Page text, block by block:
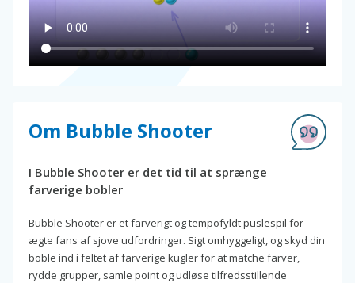
Om Bubble Shooter
I Bubble Shooter er det tid til at sprænge
farverige bobler
Bubble Shooter er et farverigt og tempofyldt puslespil for
ægte fans af sjove udfordringer. Sigt omhyggeligt, og skyd din
boble ind i feltet af farverige kugler for at matche farver,
rydde grupper, samle point og udløse tilfredsstillende